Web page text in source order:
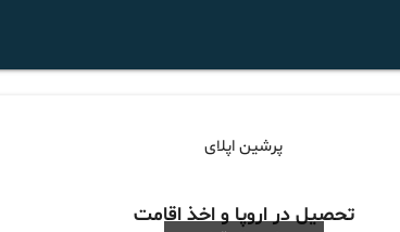
پرشین اپلای
تحصیل در اروپا و اخذ اقامت